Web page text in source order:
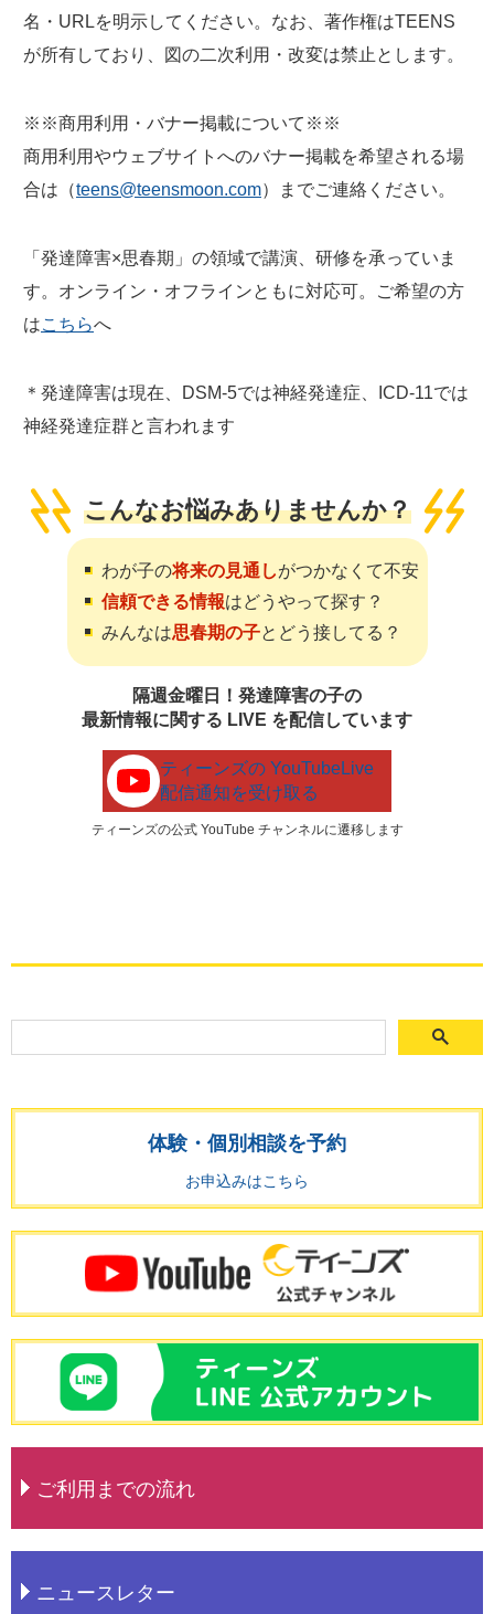
名・URLを明示してください。なお、著作権はTEENS
が所有しており、図の二次利用・改変は禁止とします。
※※商用利用・バナー掲載について※※
商用利用やウェブサイトへのバナー掲載を希望される場
合は（teens@teensmoon.com）までご連絡ください。
「発達障害×思春期」の領域で講演、研修を承っていま
す。オンライン・オフラインともに対応可。ご希望の方
はこちらへ
＊発達障害は現在、DSM-5では神経発達症、ICD-11では
神経発達症群と言われます
こんなお悩みありませんか？
わが子の将来の見通しがつかなくて不安
信頼できる情報はどうやって探す？
みんなは思春期の子とどう接してる？
隔週金曜日！発達障害の子の
最新情報に関する LIVE を配信しています
ティーンズの YouTubeLive
配信通知を受け取る
ティーンズの公式 YouTube チャンネルに遷移します
体験・個別相談を予約
お申込みはこちら
ご利用までの流れ
ニュースレター